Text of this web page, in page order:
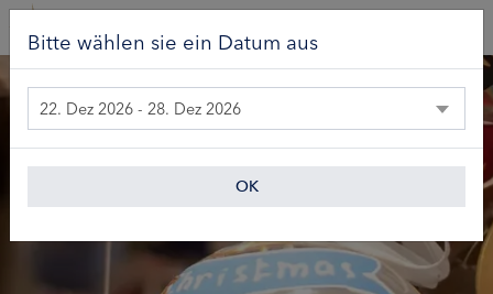
Bitte wählen sie ein Datum aus
22. Dez 2026 - 28. Dez 2026
OK